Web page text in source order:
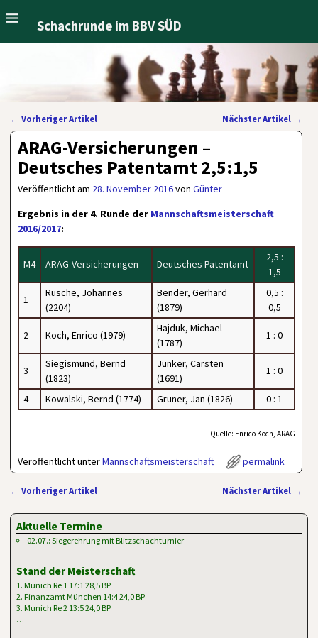
Schachrunde im BBV SÜD
Artikelnavigation
← Vorheriger Artikel Nächster Artikel →
ARAG-Versicherungen –
Deutsches Patentamt 2,5:1,5
Veröffentlicht am 28. November 2016vonGünter
Ergebnis in der 4. Runde der Mannschaftsmeisterschaft
2016/2017:
M4 ARAG-Versicherungen Deutsches Patentamt
2,5 :
1,5
1
Rusche, Johannes
(2204)
Bender, Gerhard
(1879)
0,5 :
0,5
2 Koch, Enrico (1979)
Hajduk, Michael
(1787)
1 : 0
3
Siegismund, Bernd
(1823)
Junker, Carsten
(1691)
1 : 0
4 Kowalski, Bernd (1774) Gruner, Jan (1826) 0 : 1
Quelle: Enrico Koch, ARAG
Veröffentlicht unterMannschaftsmeisterschaft permalink
← Vorheriger Artikel Nächster Artikel →
Aktuelle Termine
02.07.: Siegerehrung mit Blitzschachturnier
Stand der Meisterschaft
1. Munich Re 1 17:1 28,5 BP
2. Finanzamt München 14:4 24,0 BP
3. Munich Re 2 13:5 24,0 BP
…